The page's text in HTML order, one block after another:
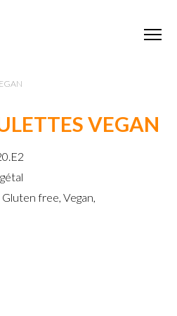
VEGAN
Gluten free, Vegan,